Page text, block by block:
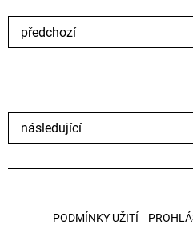
předchozí
následující
PODMÍNKY UŽITÍ